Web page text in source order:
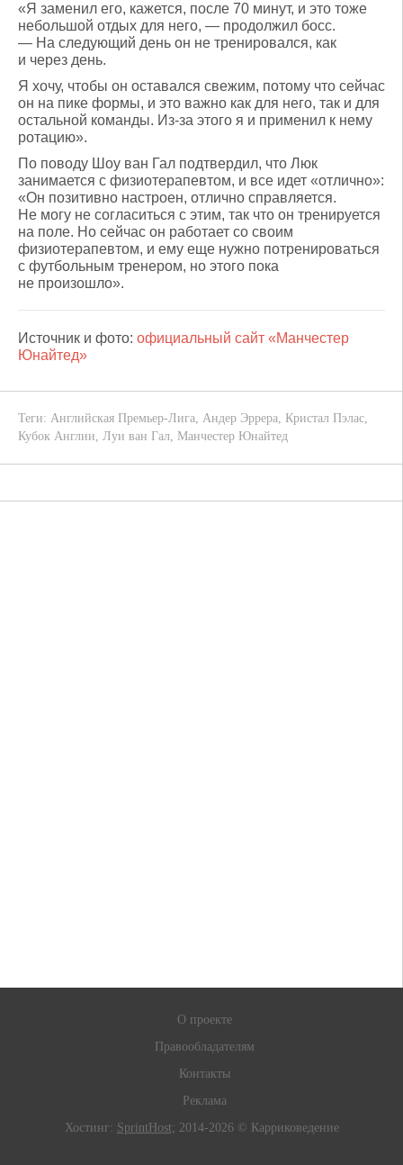
«Я заменил его, кажется, после 70 минут, и это тоже
небольшой отдых для него, — продолжил босс.
— На следующий день он не тренировался, как
и через день.
Я хочу, чтобы он оставался свежим, потому что сейчас
он на пике формы, и это важно как для него, так и для
остальной команды. Из-за этого я и применил к нему
ротацию».
По поводу Шоу ван Гал подтвердил, что Люк
занимается с физиотерапевтом, и все идет «отлично»:
«Он позитивно настроен, отлично справляется.
Не могу не согласиться с этим, так что он тренируется
на поле. Но сейчас он работает со своим
физиотерапевтом, и ему еще нужно потренироваться
с футбольным тренером, но этого пока
не произошло».
Источник и фото: официальный сайт «Манчестер
Юнайтед»
Теги: Английская Премьер-Лига, Андер Эррера, Кристал Пэлас,
Кубок Англии, Луи ван Гал, Манчестер Юнайтед
О проекте
Правообладателям
Контакты
Реклама
Хостинг: SprintHost; 2014-2026 © Карриковедение